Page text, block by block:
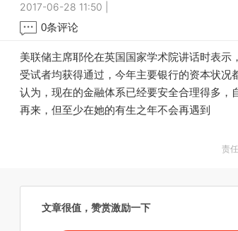
2017-06-28 11:50
0条评论
美联储主席耶伦在英国国家学术院讲话时表示
受试者均获得通过，今年主要银行的资本状况
认为，现在的金融体系已经要安全合理得多，
再来，但至少在她的有生之年不会再遇到
责
文章很值，赞赏激励一下